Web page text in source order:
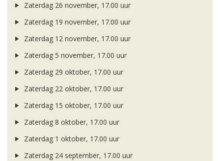
Zaterdag 26 november, 17.00 uur
Zaterdag 19 november, 17.00 uur
Zaterdag 12 november, 17.00 uur
Zaterdag 5 november, 17.00 uur
Zaterdag 29 oktober, 17.00 uur
Zaterdag 22 oktober, 17.00 uur
Zaterdag 15 oktober, 17.00 uur
Zaterdag 8 oktober, 17.00 uur
Zaterdag 1 oktober, 17.00 uur
Zaterdag 24 september, 17.00 uur